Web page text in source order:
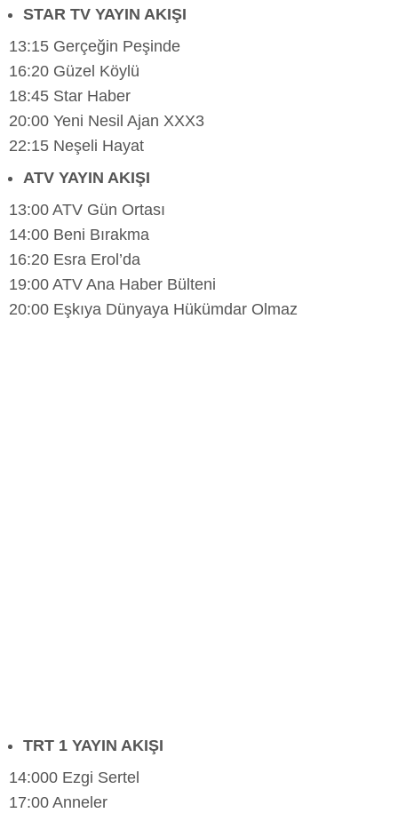
STAR TV YAYIN AKIŞI
13:15 Gerçeğin Peşinde
16:20 Güzel Köylü
18:45 Star Haber
20:00 Yeni Nesil Ajan XXX3
22:15 Neşeli Hayat
ATV YAYIN AKIŞI
13:00 ATV Gün Ortası
14:00 Beni Bırakma
16:20 Esra Erol’da
19:00 ATV Ana Haber Bülteni
20:00 Eşkıya Dünyaya Hükümdar Olmaz
TRT 1 YAYIN AKIŞI
14:000 Ezgi Sertel
17:00 Anneler